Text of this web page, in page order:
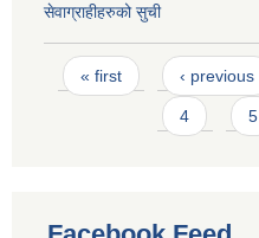
सेवाग्राहीहरुको सुची
Pages
« first ‹ previous
4 5